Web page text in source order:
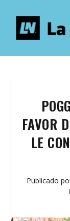
FAVOR
LE
Publicado